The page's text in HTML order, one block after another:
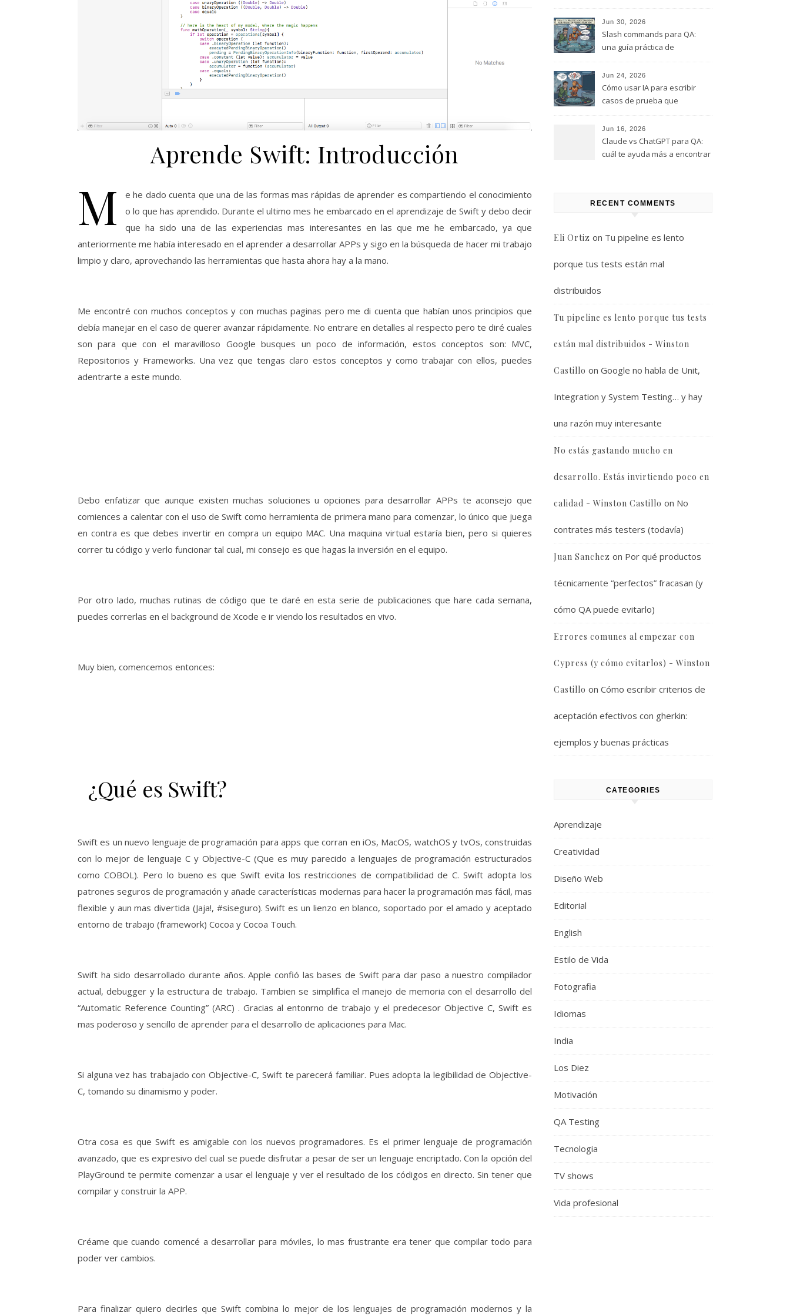
Aprende Swift: Introducción
M
e he dado cuenta que una de las formas mas rápidas de aprender es compartiendo el conocimiento
o lo que has aprendido. Durante el ultimo mes he embarcado en el aprendizaje de Swift y debo decir
que ha sido una de las experiencias mas interesantes en las que me he embarcado, ya que
anteriormente me había interesado en el aprender a desarrollar APPs y sigo en la búsqueda de hacer mi trabajo
limpio y claro, aprovechando las herramientas que hasta ahora hay a la mano.
Me encontré con muchos conceptos y con muchas paginas pero me di cuenta que habían unos principios que
debía manejar en el caso de querer avanzar rápidamente. No entrare en detalles al respecto pero te diré cuales
son para que con el maravilloso Google busques un poco de información, estos conceptos son: MVC,
Repositorios y Frameworks. Una vez que tengas claro estos conceptos y como trabajar con ellos, puedes
adentrarte a este mundo.
Debo enfatizar que aunque existen muchas soluciones u opciones para desarrollar APPs te aconsejo que
comiences a calentar con el uso de Swift como herramienta de primera mano para comenzar, lo único que juega
en contra es que debes invertir en compra un equipo MAC. Una maquina virtual estaría bien, pero si quieres
correr tu código y verlo funcionar tal cual, mi consejo es que hagas la inversión en el equipo.
Por otro lado, muchas rutinas de código que te daré en esta serie de publicaciones que hare cada semana,
puedes correrlas en el background de Xcode e ir viendo los resultados en vivo.
Muy bien, comencemos entonces:
¿Qué es Swift?
Swift es un nuevo lenguaje de programación para apps que corran en iOs, MacOS, watchOS y tvOs, construidas
con lo mejor de lenguaje C y Objective-C (Que es muy parecido a lenguajes de programación estructurados
como COBOL). Pero lo bueno es que Swift evita los restricciones de compatibilidad de C. Swift adopta los
patrones seguros de programación y añade características modernas para hacer la programación mas fácil, mas
flexible y aun mas divertida (Jaja!, #siseguro). Swift es un lienzo en blanco, soportado por el amado y aceptado
entorno de trabajo (framework) Cocoa y Cocoa Touch.
Swift ha sido desarrollado durante años. Apple confió las bases de Swift para dar paso a nuestro compilador
actual, debugger y la estructura de trabajo. Tambien se simplifica el manejo de memoria con el desarrollo del
“Automatic Reference Counting” (ARC) . Gracias al entonrno de trabajo y el predecesor Objective C, Swift es
mas poderoso y sencillo de aprender para el desarrollo de aplicaciones para Mac.
Si alguna vez has trabajado con Objective-C, Swift te parecerá familiar. Pues adopta la legibilidad de Objective-
C, tomando su dinamismo y poder.
Otra cosa es que Swift es amigable con los nuevos programadores. Es el primer lenguaje de programación
avanzado, que es expresivo del cual se puede disfrutar a pesar de ser un lenguaje encriptado. Con la opción del
PlayGround te permite comenzar a usar el lenguaje y ver el resultado de los códigos en directo. Sin tener que
compilar y construir la APP.
Créame que cuando comencé a desarrollar para móviles, lo mas frustrante era tener que compilar todo para
poder ver cambios.
Para finalizar quiero decirles que Swift combina lo mejor de los lenguajes de programación modernos y la
(Parte 1)
Jun 30, 2026
Slash commands para QA:
una guía práctica de
empezar a usar hoy
Jun 24, 2026
Cómo usar IA para escribir
casos de prueba que
Jun 16, 2026
Claude vs ChatGPT para QA:
cuál te ayuda más a encontrar
RECENT COMMENTS
Eli Ortiz on Tu pipeline es lento
porque tus tests están mal
distribuidos
Tu pipeline es lento porque tus tests
están mal distribuidos - Winston
Castillo on Google no habla de Unit,
Integration y System Testing… y hay
una razón muy interesante
No estás gastando mucho en
desarrollo. Estás invirtiendo poco en
calidad - Winston Castillo on No
contrates más testers (todavía)
Juan Sanchez on Por qué productos
técnicamente “perfectos” fracasan (y
cómo QA puede evitarlo)
Errores comunes al empezar con
Cypress (y cómo evitarlos) - Winston
Castillo on Cómo escribir criterios de
aceptación efectivos con gherkin:
ejemplos y buenas prácticas
CATEGORIES
Aprendizaje
Creatividad
Diseño Web
Editorial
English
Estilo de Vida
Fotografia
Idiomas
India
Los Diez
Motivación
QA Testing
Tecnologia
TV shows
Vida profesional